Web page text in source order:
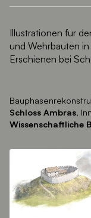
Illustrationen für
und Wehrbauten
Erschienen bei
Schloss Ambras,
Wissenschaftliche